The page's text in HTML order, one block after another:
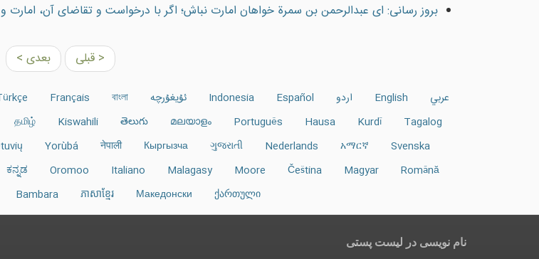
بروز رسانی: ای عبدالرحمن بن سمرة خواهان امارت نباش؛ اگر با درخواست و تقاضای آن، امارت
< قبلی بعدی >
عربي English اردو Español
Indonesia ئۇيغۇرچە বাংলা
Français
Tagalog
Kurdî
Hausa
Português
മലയാളം
తెలుగు
Kiswahili
தமிழ்
Svenska
አማርኛ
Nederlands
ગુજરાતી
Кыргызча
नेपाली
Yorùbá
Română
Magyar
Čeština
Moore
Malagasy
Italiano
Oromoo
ಕನ್ನಡ
ქართული
Македонски
ភាសាខ្មែរ
Bambara
نام نویسی در ليست پستى